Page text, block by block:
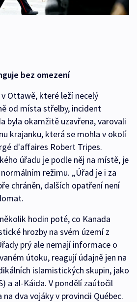
bez omezení
Ottawě, které leží necelý
od místa střelby, incident
byla okamžitě uzavřena, varovali
krajanku, která se mohla v okolí
d'affaires Robert Tripes.
úřadu je podle něj na místě, je
režimu. „Úřad je i za
chráněn, dalších opatření není
hodin poté, co Kanada
hrozby na svém území z
prý ale nemají informace o
útoku, reagují údajně jen na
islamistických skupin, jako
a al-Káida. V pondělí zaútočil
dva vojáky v provincii Québec.